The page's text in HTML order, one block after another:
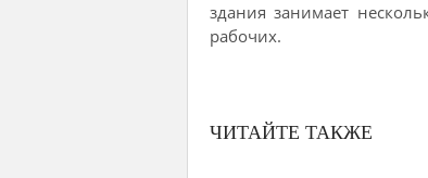
здания занимает
рабочих.
ЧИТАЙТЕ ТАКЖЕ